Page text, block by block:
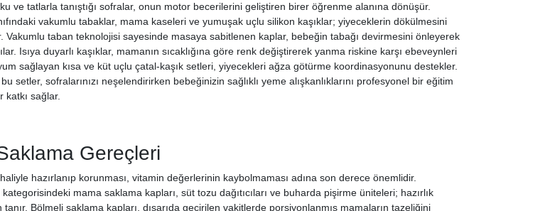
ve tatlarla tanıştığı sofralar, onun motor becerilerini geliştiren birer öğrenme alanına dönüşür.
vakumlu tabaklar, mama kaseleri ve yumuşak uçlu silikon kaşıklar; yiyeceklerin dökülmesini
taban teknolojisi sayesinde masaya sabitlenen kaplar, bebeğin tabağı devirmesini önleyerek
Isıya duyarlı kaşıklar, mamanın sıcaklığına göre renk değiştirerek yanma riskine karşı ebeveynleri
sağlayan kısa ve küt uçlu çatal-kaşık setleri, yiyecekleri ağza götürme koordinasyonunu destekler.
setler, sofralarınızı neşelendirirken bebeğinizin sağlıklı yeme alışkanlıklarını profesyonel bir eğitim
sağlar.
Gereçleri
hazırlanıp korunması, vitamin değerlerinin kaybolmaması adına son derece önemlidir.
kategorisindeki mama saklama kapları, süt tozu dağıtıcıları ve buharda pişirme üniteleri; hazırlık
Bölmeli saklama kapları, dışarıda geçirilen vakitlerde porsiyonlanmış mamaların tazeliğini